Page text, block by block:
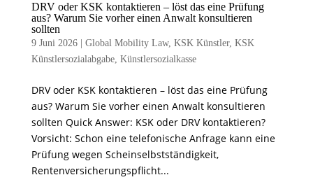
DRV oder KSK kontaktieren – löst das eine Prüfung
aus? Warum Sie vorher einen Anwalt konsultieren
sollten
9 Juni 2026| Global Mobility Law, KSK Künstler, KSK
Künstlersozialabgabe, Künstlersozialkasse
DRV oder KSK kontaktieren – löst das eine Prüfung
aus? Warum Sie vorher einen Anwalt konsultieren
sollten Quick Answer: KSK oder DRV kontaktieren?
Vorsicht: Schon eine telefonische Anfrage kann eine
Prüfung wegen Scheinselbstständigkeit,
Rentenversicherungspflicht...